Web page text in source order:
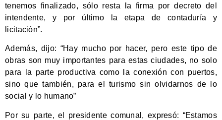
tenemos finalizado, sólo resta la firma por decreto del
intendente, y por último la etapa de contaduría y
licitación”.
Además, dijo: “Hay mucho por hacer, pero este tipo de
obras son muy importantes para estas ciudades, no solo
para la parte productiva como la conexión con puertos,
sino que también, para el turismo sin olvidarnos de lo
social y lo humano”
Por su parte, el presidente comunal, expresó: “Estamos